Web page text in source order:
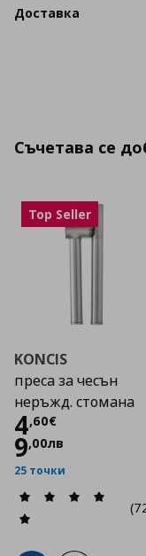
Доставка
Съчетава се
Top Seller
KONCIS
преса за чесън
неръжд. стомана
4,60€
Цена
9,00лв
25 точки